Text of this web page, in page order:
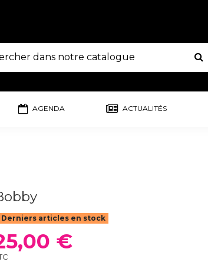
AGENDA ACTUALITÉS
articles en stock
€